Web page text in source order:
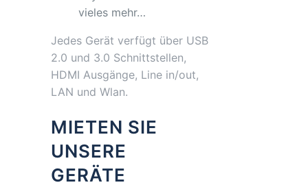
vieles mehr…
Jedes Gerät verfügt über USB
2.0 und 3.0 Schnittstellen,
HDMI Ausgänge, Line in/out,
LAN und Wlan.
MIETEN SIE
UNSERE
GERÄTE